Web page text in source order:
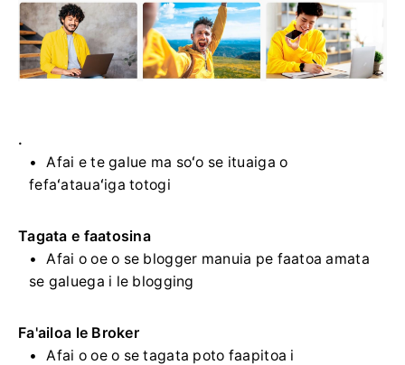
.
Afai e te galue ma soʻo se ituaiga o
fefaʻatauaʻiga totogi
Tagata e faatosina
Afai o oe o se blogger manuia pe faatoa amata
se galuega i le blogging
Fa'ailoa le Broker
Afai o oe o se tagata poto faapitoa i